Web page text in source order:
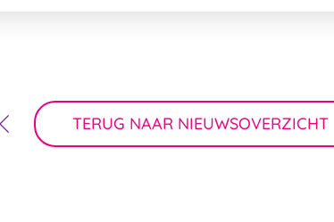
TERUG NAAR NIEUWSOVERZICHT